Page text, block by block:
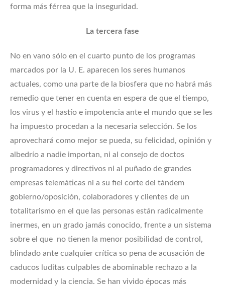
forma más férrea que la inseguridad.
La tercera fase
No en vano sólo en el cuarto punto de los programas
marcados por la U. E. aparecen los seres humanos
actuales, como una parte de la biosfera que no habrá más
remedio que tener en cuenta en espera de que el tiempo,
los virus y el hastío e impotencia ante el mundo que se les
ha impuesto procedan a la necesaria selección. Se los
aprovechará como mejor se pueda, su felicidad, opinión y
albedrío a nadie importan, ni al consejo de doctos
programadores y directivos ni al puñado de grandes
empresas telemáticas ni a su fiel corte del tándem
gobierno/oposición, colaboradores y clientes de un
totalitarismo en el que las personas están radicalmente
inermes, en un grado jamás conocido, frente a un sistema
sobre el que no tienen la menor posibilidad de control,
blindado ante cualquier crítica so pena de acusación de
caducos luditas culpables de abominable rechazo a la
modernidad y la ciencia. Se han vivido épocas más